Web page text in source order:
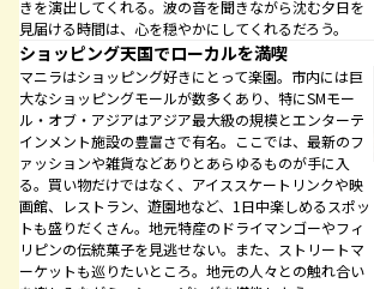
きを演出してくれる。波の音を聞きながら沈む夕日を
見届ける時間は、心を穏やかにしてくれるだろう。
ショッピング天国でローカルを満喫
マニラはショッピング好きにとって楽園。市内には巨
大なショッピングモールが数多くあり、特にSMモー
ル・オブ・アジアはアジア最大級の規模とエンターテ
インメント施設の豊富さで有名。ここでは、最新のフ
ァッションや雑貨などありとあらゆるものが手に入
る。買い物だけではなく、アイススケートリンクや映
画館、レストラン、遊園地など、1日中楽しめるスポッ
トも盛りだくさん。地元特産のドライマンゴーやフィ
リピンの伝統菓子を見逃せない。また、ストリートマ
ーケットも巡りたいところ。地元の人々との触れ合い